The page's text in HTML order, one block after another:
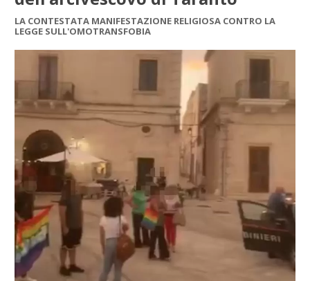
LA CONTESTATA MANIFESTAZIONE RELIGIOSA CONTRO LA
LEGGE SULL'OMOTRANSFOBIA